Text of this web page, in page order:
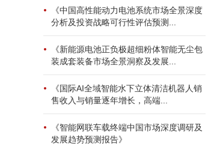
《中国高性能动力电池系统市场全景深度
分析及投资战略可行性评估预测...
《新能源电池正负极超细粉体智能无尘包
装成套装备市场全景洞察及发展...
《国际AI全域智能水下立体清洁机器人销
售收入与销量逐年增长，高端...
《智能网联车载终端中国市场深度调研及
发展趋势预测报告》